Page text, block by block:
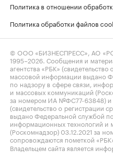
Политика в отношении
Политика обработки файлов
© ООО «БИЗНЕСПРЕСС», АО
1995–2026 . Сообщения и
агентства «РБК»
массовой информации выдано
по надзору в сфере связи,
и массовых коммуникаций
за номером ИА №ФС77-63848) и
(свидетельство о регистрации
выдано Федеральной службой
информационных технологий и
(Роскомнадзор) 03.12.2021 за
сопровождаются пометкой
Владельцем сайта является